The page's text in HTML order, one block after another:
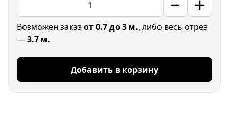
Возможен заказ от 0.7 до 3 м., либо весь отрез
—3.7 м.
Добавить в корзину